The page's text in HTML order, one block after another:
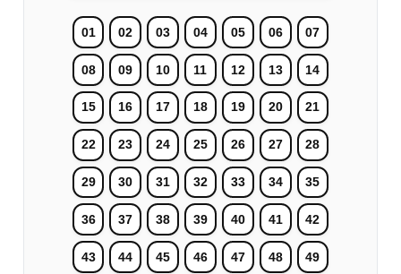
01 02 03 04 05 06 07
08 09 10 11 12 13 14
15 16 17 18 19 20 21
22 23 24 25 26 27 28
29 30 31 32 33 34 35
36 37 38 39 40 41 42
43 44 45 46 47 48 49